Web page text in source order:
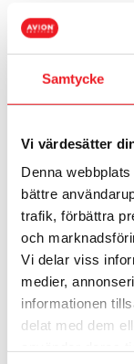
Samtycke
Vi värdesätter
Denna
bättre
trafik, förbättra
och
Vi delar viss
medier,
informationen
delat med dem
egna
Just nu finns